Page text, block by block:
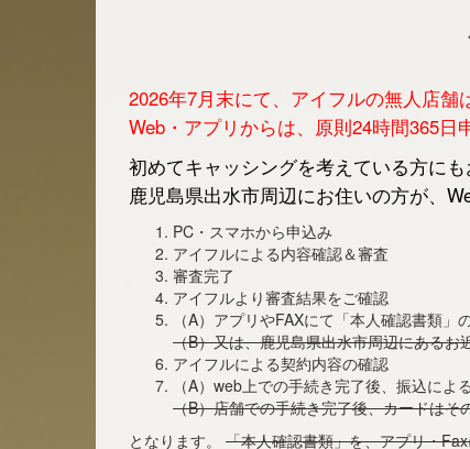
2026年7月末にて、アイフルの無人店舗
Web・アプリからは、原則24時間365日
初めてキャッシングを考えている方に
鹿児島県出水市周辺にお住いの方が、
PC・スマホから申込み
アイフルによる内容確認＆審査
審査完了
アイフルより審査結果をご確認
（A）アプリやFAXにて「本人確認書類」
（B）又は、鹿児島県出水市周辺にある
アイフルによる契約内容の確認
（A）web上での手続き完了後、振込に
（B）店舗での手続き完了後、カードは
となります。 「本人確認書類」を、アプリ・